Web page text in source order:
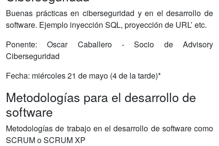
Buenas prácticas en ciberseguridad y en el desarrollo de
software. Ejemplo inyección SQL, proyección de URL’ etc.
Ponente: Oscar Caballero - Socio de Advisory
Ciberseguridad
Fecha: miércoles 21 de mayo (4 de la tarde)*
Metodologías para el desarrollo de
software
Metodologías de trabajo en el desarrollo de software como
SCRUM o SCRUM XP